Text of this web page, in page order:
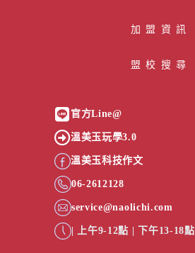
加盟資訊
盟校搜尋
官方Line@
溫美玉玩學3.0
溫美玉科技作文
06-2612128
service@naolichi.com
| 上午9-12點 下午13-18點